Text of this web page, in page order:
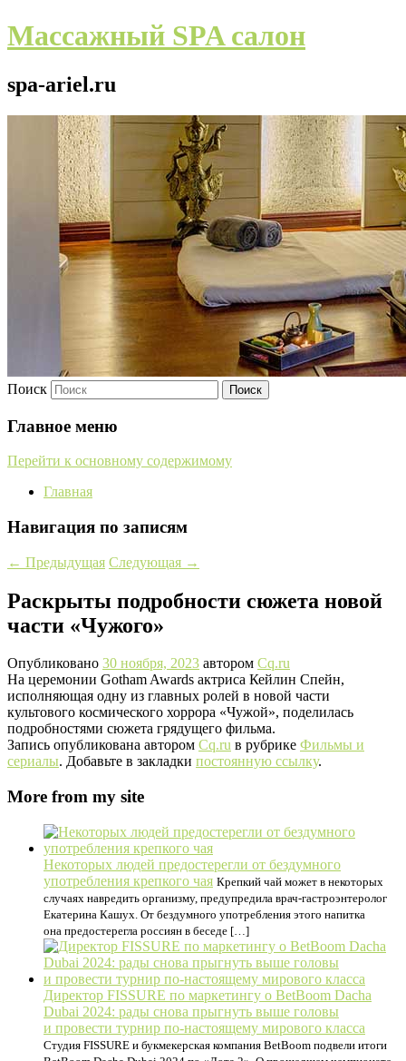
Массажный SPA салон
spa-ariel.ru
Поиск
Главное меню
Перейти к основному содержимому
Главная
Навигация по записям
← Предыдущая Следующая →
Раскрыты подробности сюжета новой
части «Чужого»
Опубликовано 30 ноября, 2023 автором Cq.ru
На церемонии Gotham Awards актриса Кейлин Спейн,
исполняющая одну из главных ролей в новой части
культового космического хоррора «Чужой», поделилась
подробностями сюжета грядущего фильма.
Запись опубликована автором Cq.ru в рубрике Фильмы и
сериалы. Добавьте в закладки постоянную ссылку.
More from my site
Некоторых людей предостерегли от бездумного
употребления крепкого чая Крепкий чай может в некоторых
случаях навредить организму, предупредила врач-гастроэнтеролог
Екатерина Кашух. От бездумного употребления этого напитка
она предостерегла россиян в беседе […]
Директор FISSURE по маркетингу о BetBoom Dacha
Dubai 2024: рады снова прыгнуть выше головы
и провести турнир по-настоящему мирового класса
Студия FISSURE и букмекерская компания BetBoom подвели итоги